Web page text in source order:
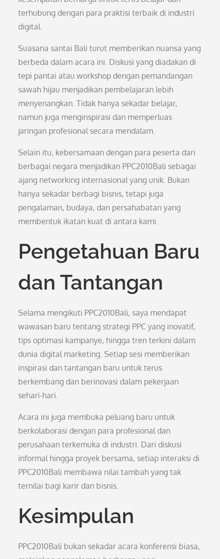
terhubung dengan para praktisi terbaik di industri
digital.
Suasana santai Bali turut memberikan nuansa yang
berbeda dalam acara ini. Diskusi yang diadakan di
tepi pantai atau workshop dengan pemandangan
sawah hijau menjadikan pembelajaran lebih
menyenangkan. Tidak hanya sekadar belajar,
namun juga menginspirasi dan memperluas
jaringan profesional secara mendalam.
Selain itu, kebersamaan dengan para peserta dari
berbagai negara menjadikan PPC2010Bali sebagai
ajang networking internasional yang unik. Bukan
hanya sekadar berbagi bisnis, tetapi juga
pengalaman, budaya, dan persahabatan yang
membentuk ikatan kuat di antara kami.
Pengetahuan Baru
dan Tantangan
Selama mengikuti PPC2010Bali, saya mendapat
wawasan baru tentang strategi PPC yang inovatif,
tips optimasi kampanye, hingga tren terkini dalam
dunia digital marketing. Setiap sesi memberikan
inspirasi dan tantangan baru untuk terus
berkembang dan berinovasi dalam pekerjaan
sehari-hari.
Acara ini juga membuka peluang baru untuk
berkolaborasi dengan para profesional dan
perusahaan terkemuka di industri. Dari diskusi
informal hingga proyek bersama, setiap interaksi di
PPC2010Bali membawa nilai tambah yang tak
ternilai bagi karir dan bisnis.
Kesimpulan
PPC2010Bali bukan sekadar acara konferensi biasa,